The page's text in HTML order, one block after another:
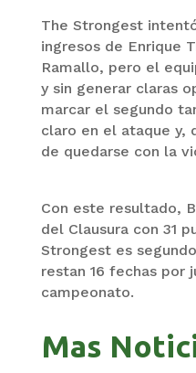
The Strongest
ingresos de Enrique
Ramallo, pero el
y sin generar claras
marcar el segundo
claro en el ataque y,
de quedarse con la
Con este resultado,
del Clausura con 31
Strongest es
restan 16 fechas por
campeonato.
Mas